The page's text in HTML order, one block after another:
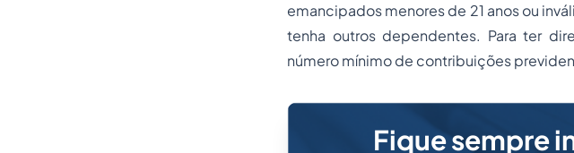
emancipados menores de 21 anos ou
tenha outros dependentes. Para ter
número mínimo de contribuições
Fique sempre